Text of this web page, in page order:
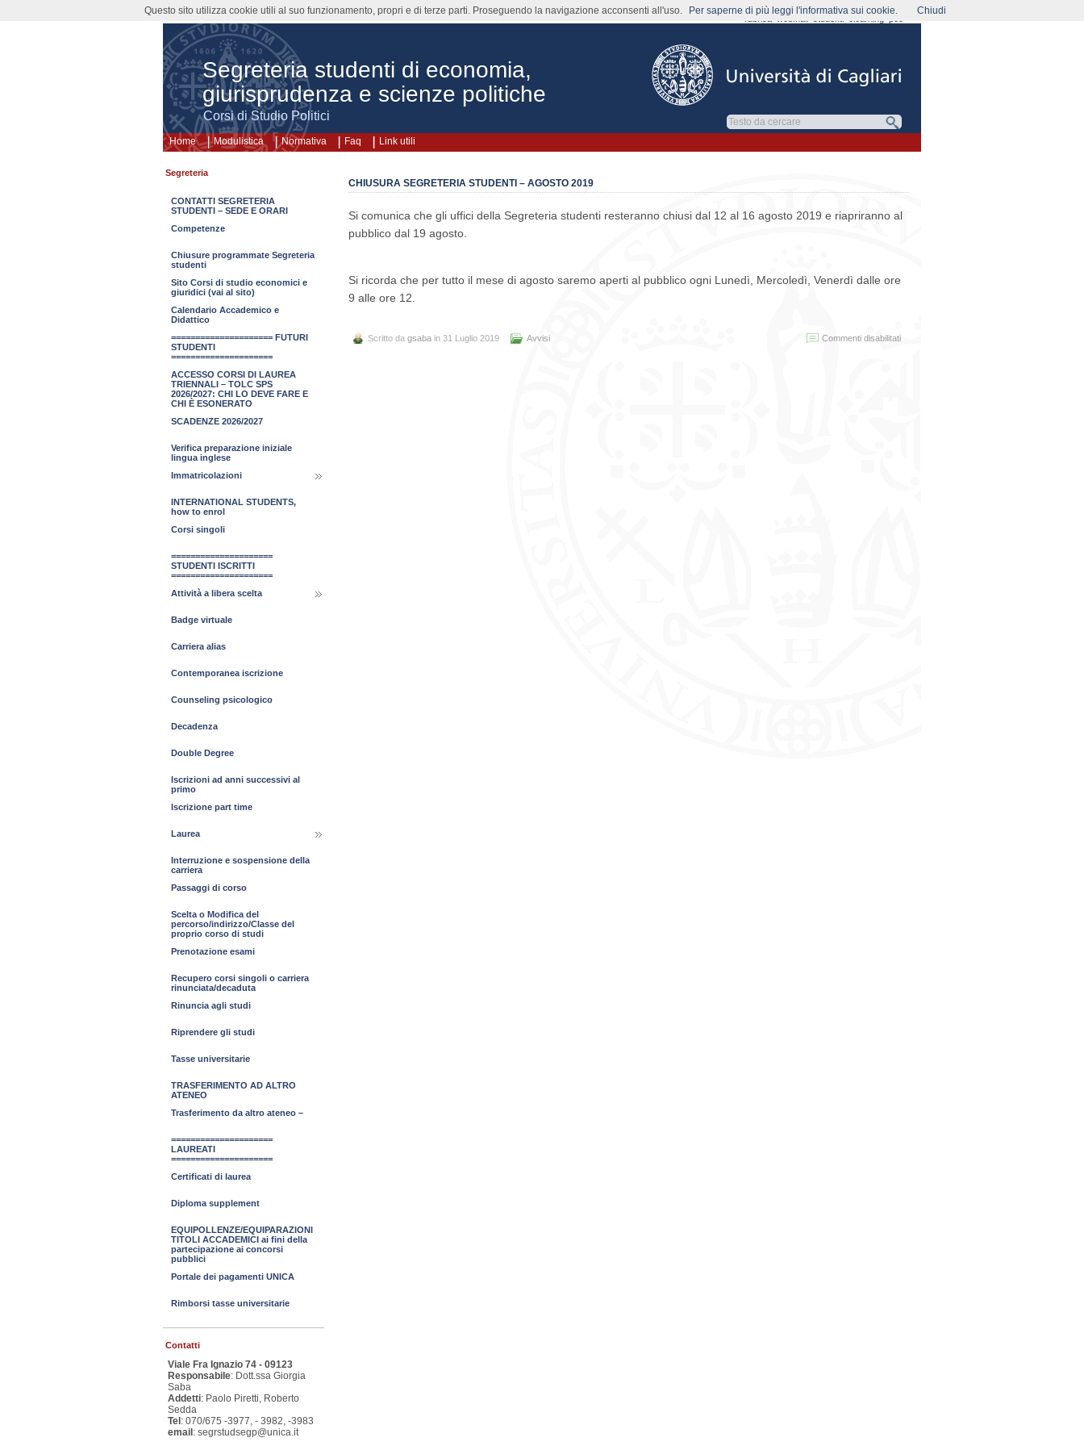
Segreteria studenti di economia,
giurisprudenza e scienze politiche
Corsi di Studio Politici
Home
rubrica webmail
Modulistica Normativa Faq Link utili
CHIUSURA SEGRETERIA STUDENTI – AGOSTO 2019
Si comunica che gli uffici della Segreteria studenti resteranno chiusi dal 12 al 16 agosto 2019 e riapriranno al
pubblico dal 19 agosto.
Si ricorda che per tutto il mese di agosto saremo aperti al pubblico ogni Lunedì, Mercoledì, Venerdì dalle ore
9 alle ore 12.
Scritto da gsaba in 31 Luglio 2019 Avvisi Commenti disabilitatisu
Segreteria
CONTATTI SEGRETERIA
STUDENTI – SEDE E ORARI
Competenze
Chiusure programmate Segreteria
studenti
Sito Corsi di studio economici e
giuridici (vai al sito)
Calendario Accademico e
Didattico
===================== FUTURI
STUDENTI
=====================
ACCESSO CORSI DI LAUREA
TRIENNALI – TOLC SPS
2026/2027: CHI LO DEVE FARE E
CHI È ESONERATO
SCADENZE 2026/2027
Verifica preparazione iniziale
lingua inglese
Immatricolazioni
INTERNATIONAL STUDENTS,
how to enrol
Corsi singoli
=====================
STUDENTI ISCRITTI
=====================
Attività a libera scelta
Badge virtuale
Carriera alias
Contemporanea iscrizione
Counseling psicologico
Decadenza
Double Degree
Iscrizioni ad anni successivi al
primo
Iscrizione part time
Laurea
Interruzione e sospensione della
carriera
Passaggi di corso
Scelta o Modifica del
percorso/indirizzo/Classe del
proprio corso di studi
Prenotazione esami
Recupero corsi singoli o carriera
rinunciata/decaduta
Rinuncia agli studi
Riprendere gli studi
Tasse universitarie
TRASFERIMENTO AD ALTRO
ATENEO
Trasferimento da altro ateneo –
=====================
LAUREATI
=====================
Certificati di laurea
Diploma supplement
EQUIPOLLENZE/EQUIPARAZIONI
TITOLI ACCADEMICI ai fini della
partecipazione ai concorsi
pubblici
Portale dei pagamenti UNICA
Rimborsi tasse universitarie
Contatti
Viale Fra Ignazio 74 - 09123
Responsabile: Dott.ssa Giorgia
Saba
Addetti: Paolo Piretti, Roberto
Sedda
Tel : 070/675 -3977, - 3982, -3983
email : segrstudsegp@unica.it
Questo sito utilizza cookie utili al suo funzionamento, propri e di terze parti. Proseguendo la navigazione acconsenti all'uso. Per saperne di più leggi l'informativa sui cookie. Chiudi